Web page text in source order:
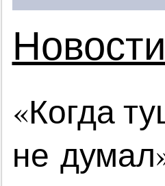
«Когда
не